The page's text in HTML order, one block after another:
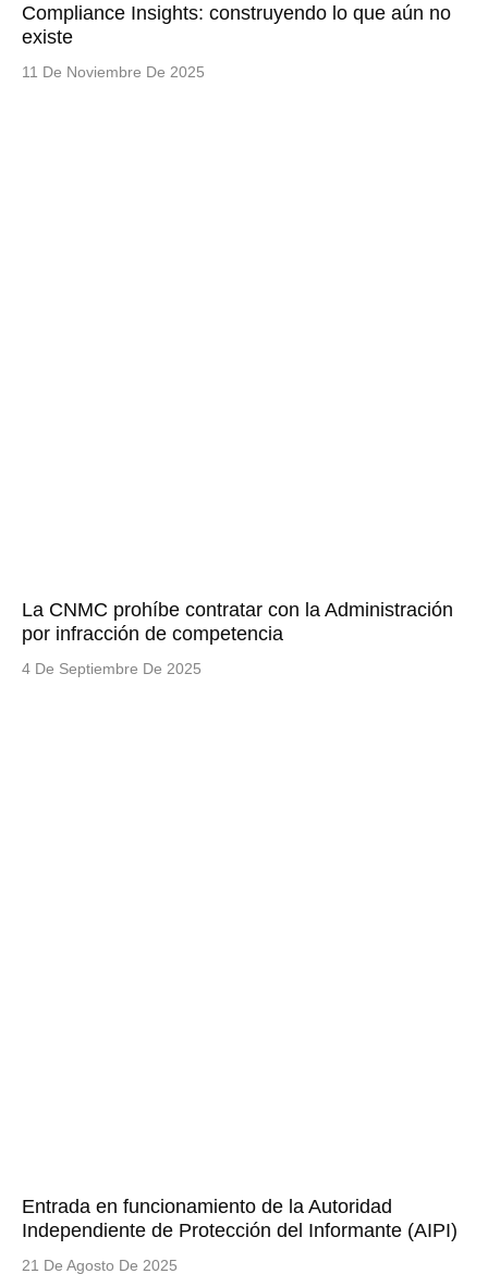
Compliance Insights: construyendo lo que aún no
existe
11 De Noviembre De 2025
La CNMC prohíbe contratar con la Administración
por infracción de competencia
4 De Septiembre De 2025
Entrada en funcionamiento de la Autoridad
Independiente de Protección del Informante (AIPI)
21 De Agosto De 2025